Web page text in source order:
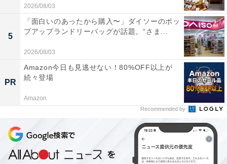
「自分だけの音が聴こえる」「圧倒的な臨場
感」。「PerL Pro AH-C15PL」に届いた口コミ
は？
実際に「PerL Pro AH-C15PL」を使用するユーザーから
は、どのような声が届いているのでしょうか。インター
ネット上で目立った声を抜粋して紹介します。
2026/08/03
5
「面白いのあったから購入〜」ダイソーのポッ
プアップランドリーバッグが話題。“さま...
2026/08/03
PR
Amazon今日も見逃せない！80%OFF以上が
続々登場
Amazon
Recommended by